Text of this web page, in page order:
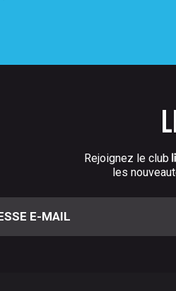
Rejoignez le club
les